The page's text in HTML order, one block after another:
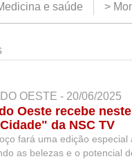
e saúde >
OESTE - 20/06/2025
Oeste recebe
da NSC TV
fará uma edição
as belezas e o potencial